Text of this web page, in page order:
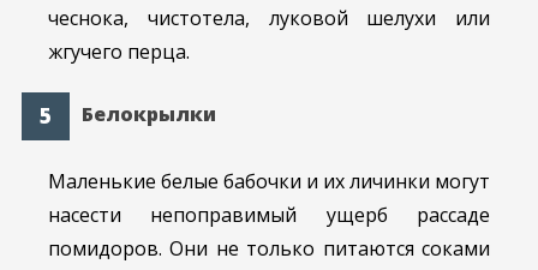
чеснока, чистотела, луковой шелухи или
жгучего перца.
Белокрылки
Маленькие белые бабочки и их личинки могут
насести непоправимый ущерб рассаде
помидоров. Они не только питаются соками